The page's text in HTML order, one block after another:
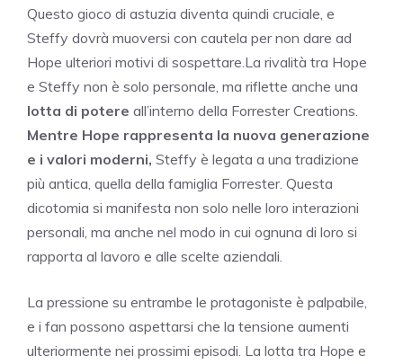
Questo gioco di astuzia diventa quindi cruciale, e
Steffy dovrà muoversi con cautela per non dare ad
Hope ulteriori motivi di sospettare.La rivalità tra Hope
e Steffy non è solo personale, ma riflette anche una
lotta di potere all’interno della Forrester Creations.
Mentre Hope rappresenta la nuova generazione
e i valori moderni, Steffy è legata a una tradizione
più antica, quella della famiglia Forrester. Questa
dicotomia si manifesta non solo nelle loro interazioni
personali, ma anche nel modo in cui ognuna di loro si
rapporta al lavoro e alle scelte aziendali.
La pressione su entrambe le protagoniste è palpabile,
e i fan possono aspettarsi che la tensione aumenti
ulteriormente nei prossimi episodi. La lotta tra Hope e